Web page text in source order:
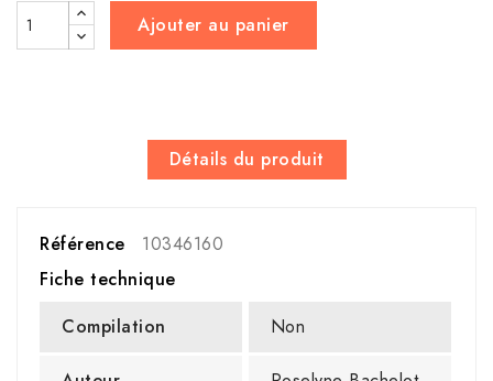
Ajouter au panier
Détails du produit
Référence
10346160
Fiche technique
Compilation
Non